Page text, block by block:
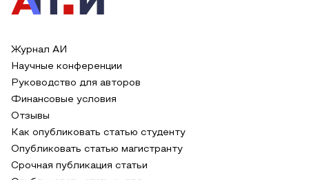
Журнал АИ
Научные конференции
Руководство для авторов
Финансовые условия
Отзывы
Как опубликовать статью студенту
Опубликовать статью магистранту
Срочная публикация статьи